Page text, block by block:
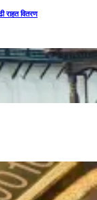
राहत वितरण